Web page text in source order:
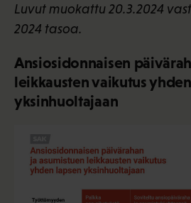
Luvut muokattu 20.3.2024
2024 tasoa.
Ansiosidonnaisen
leikkausten vaikutus
yksinhuoltajaan